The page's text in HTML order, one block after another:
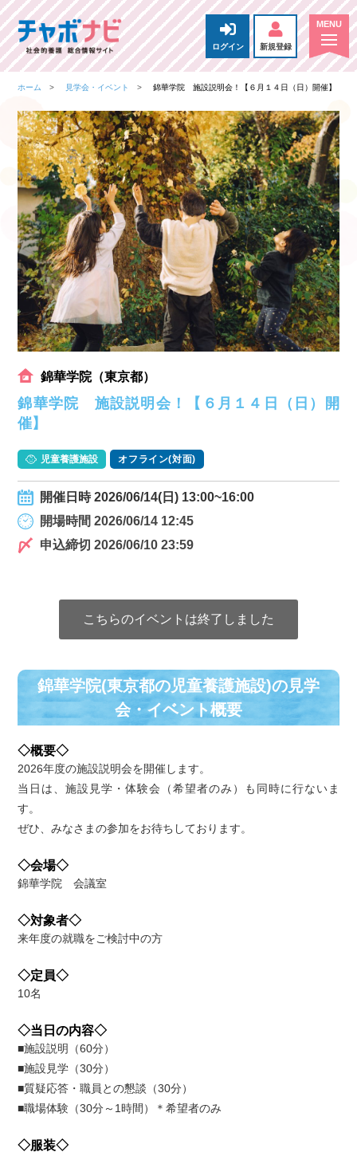
ログイン 新規登録
ホーム 見学会・イベント 錦華学院 施設説明会！【６月１４日（日）開催】
錦華学院（東京都）
錦華学院 施設説明会！【６月１４日（日）開
催】
児童養護施設 オフライン(対面)
開催日時 2026/06/14(日) 13:00~16:00
開場時間 2026/06/14 12:45
申込締切 2026/06/10 23:59
こちらのイベントは終了しました
錦華学院(東京都の児童養護施設)の⾒学
会・イベント概要
◇概要◇
2026年度の施設説明会を開催します。
当日は、施設見学・体験会（希望者のみ）も同時に行ないま
す。
ぜひ、みなさまの参加をお待ちしております。
◇会場◇
錦華学院 会議室
◇対象者◇
来年度の就職をご検討中の方
◇定員◇
10名
◇当日の内容◇
■施設説明（60分）
■施設見学（30分）
■質疑応答・職員との懇談（30分）
■職場体験（30分～1時間）＊希望者のみ
◇服装◇